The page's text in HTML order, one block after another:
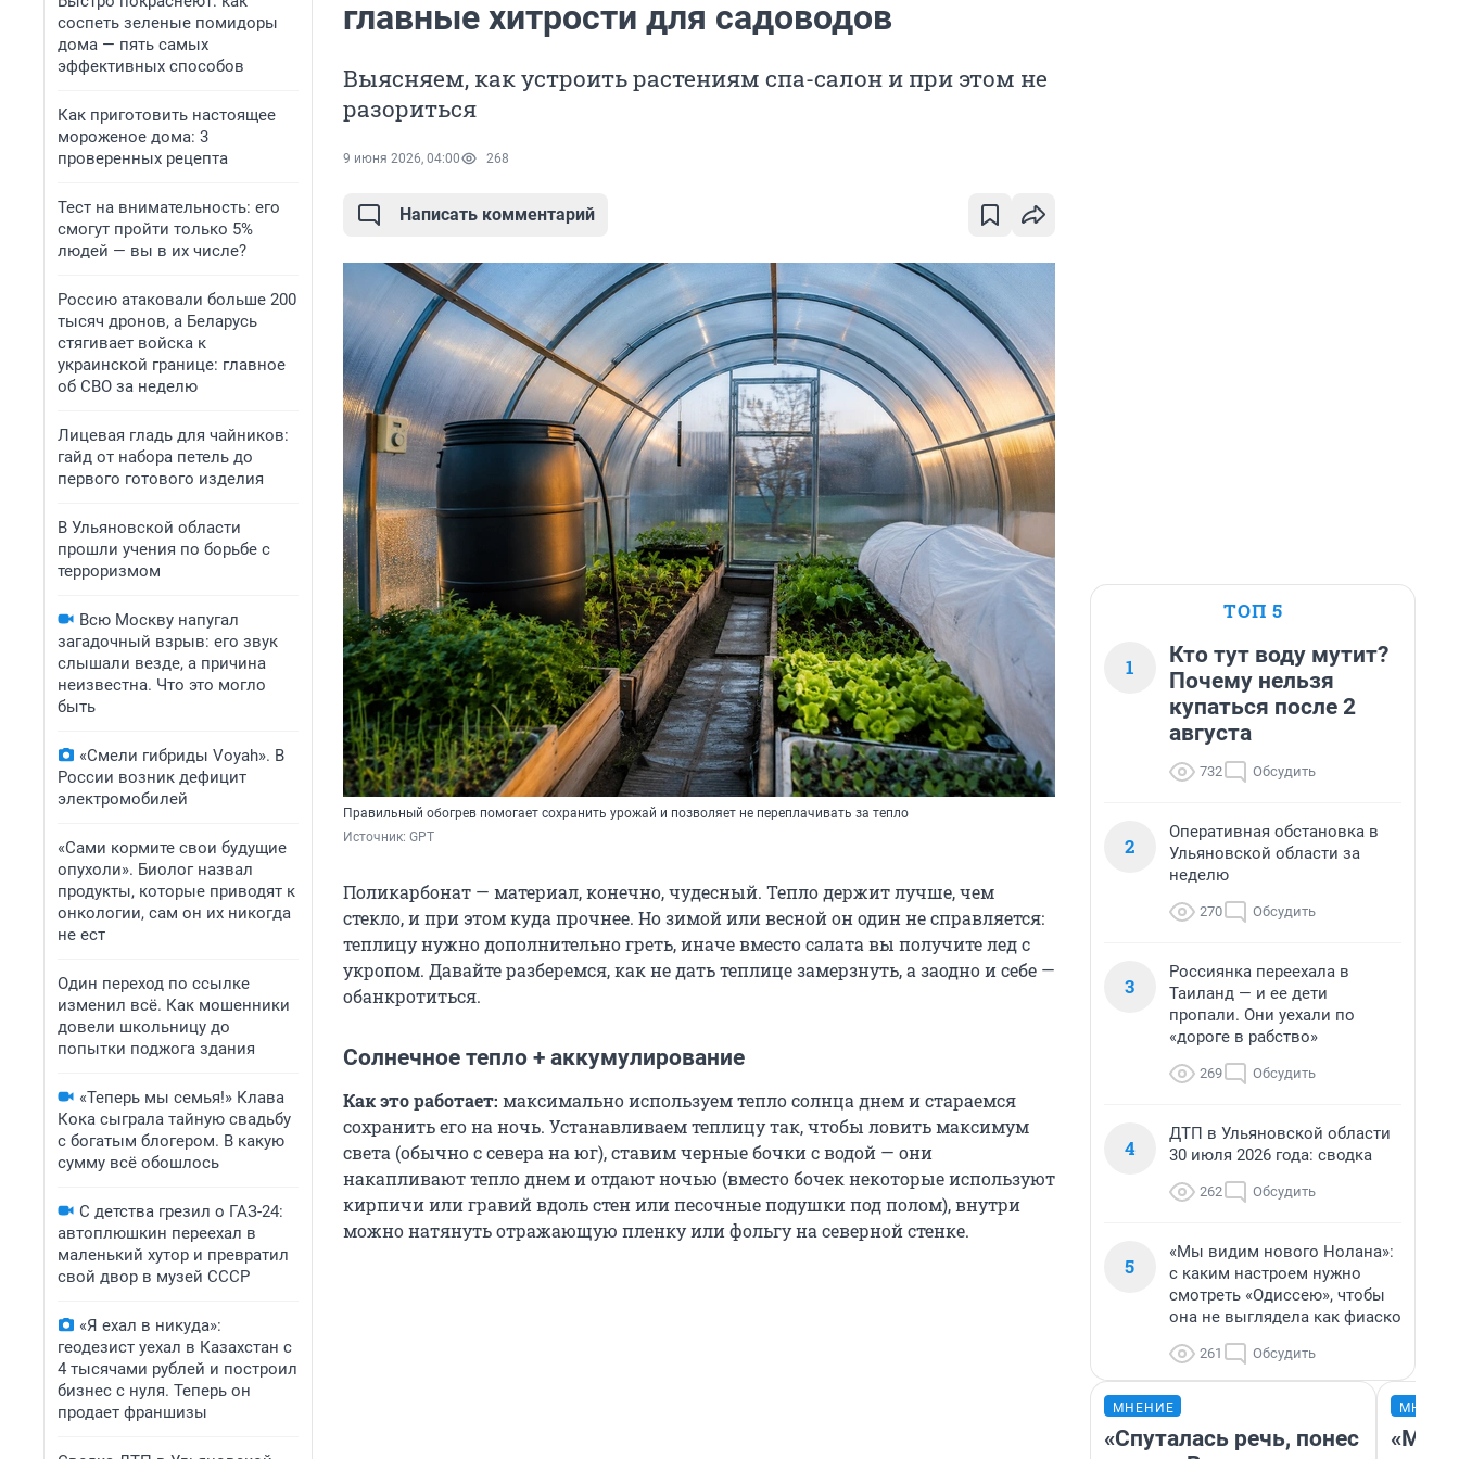
соспеть зеленые помидоры
дома — пять самых
эффективных способов
Как приготовить настоящее
мороженое дома: 3
проверенных рецепта
Тест на внимательность: его
смогут пройти только 5%
людей — вы в их числе?
Россию атаковали больше 200
тысяч дронов, а Беларусь
стягивает войска к
украинской границе: главное
об СВО за неделю
Лицевая гладь для чайников:
гайд от набора петель до
первого готового изделия
В Ульяновской области
прошли учения по борьбе с
терроризмом
Всю Москву напугал
загадочный взрыв: его звук
слышали везде, а причина
неизвестна. Что это могло
быть
«Смели гибриды Voyah». В
России возник дефицит
электромобилей
«Сами кормите свои будущие
опухоли». Биолог назвал
продукты, которые приводят к
онкологии, сам он их никогда
не ест
Один переход по ссылке
изменил всё. Как мошенники
довели школьницу до
попытки поджога здания
«Теперь мы семья!» Клава
Кока сыграла тайную свадьбу
с богатым блогером. В какую
сумму всё обошлось
С детства грезил о ГАЗ-24:
автоплюшкин переехал в
маленький хутор и превратил
свой двор в музей СССР
«Я ехал в никуда»:
геодезист уехал в Казахстан с
4 тысячами рублей и построил
бизнес с нуля. Теперь он
продает франшизы
главные хитрости для садоводов
Выясняем, как устроить растениям спа-салон и при этом не
разориться
9 июня 2026, 04:00 268
Написать комментарий
Правильный обогрев помогает сохранить урожай и позволяет не переплачивать за тепло
Источник: GPT
Поликарбонат — материал, конечно, чудесный. Тепло держит лучше, чем
стекло, и при этом куда прочнее. Но зимой или весной он один не справляется:
теплицу нужно дополнительно греть, иначе вместо салата вы получите лед с
укропом. Давайте разберемся, как не дать теплице замерзнуть, а заодно и себе —
обанкротиться.
Солнечное тепло + аккумулирование
Как это работает: максимально используем тепло солнца днем и стараемся
сохранить его на ночь. Устанавливаем теплицу так, чтобы ловить максимум
света (обычно с севера на юг), ставим черные бочки с водой — они
накапливают тепло днем и отдают ночью (вместо бочек некоторые используют
кирпичи или гравий вдоль стен или песочные подушки под полом), внутри
можно натянуть отражающую пленку или фольгу на северной стенке.
ТОП 5
1
Кто тут воду мутит?
Почему нельзя
купаться после 2
августа
732 Обсудить
2
Оперативная обстановка в
Ульяновской области за
неделю
270 Обсудить
3
Россиянка переехала в
Таиланд — и ее дети
пропали. Они уехали по
«дороге в рабство»
269 Обсудить
4
ДТП в Ульяновской области
30 июля 2026 года: сводка
262 Обсудить
5
«Мы видим нового Нолана»:
с каким настроем нужно
смотреть «Одиссею», чтобы
она не выглядела как фиаско
261 Обсудить
МНЕНИЕ
«Спуталась речь, понес